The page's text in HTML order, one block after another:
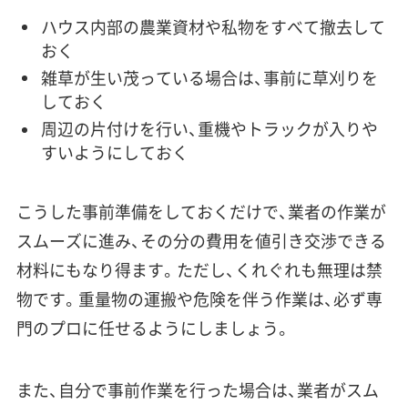
ハウス内部の農業資材や私物をすべて撤去して
おく
雑草が生い茂っている場合は、事前に草刈りを
しておく
周辺の片付けを行い、重機やトラックが入りや
すいようにしておく
こうした事前準備をしておくだけで、業者の作業が
スムーズに進み、その分の費用を値引き交渉できる
材料にもなり得ます。ただし、くれぐれも無理は禁
物です。重量物の運搬や危険を伴う作業は、必ず専
門のプロに任せるようにしましょう。
また、自分で事前作業を行った場合は、業者がスム